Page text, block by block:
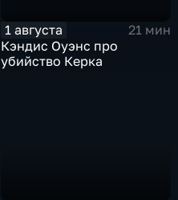
1 августа
21 мин
Кэндис Оуэнс про
убийство Керка